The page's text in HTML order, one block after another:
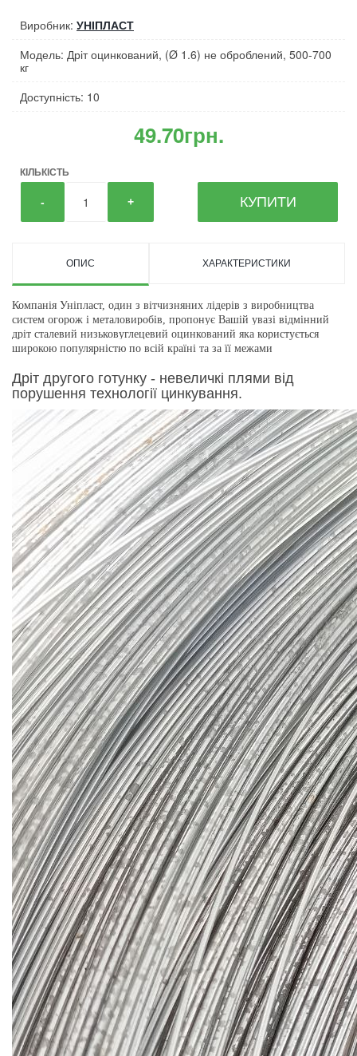
Виробник: УНІПЛАСТ
Модель: Дріт оцинкований, (Ø 1.6) не оброблений, 500-700
кг
Доступність: 10
49.70грн.
КІЛЬКІСТЬ
- + КУПИТИ
ОПИС ХАРАКТЕРИСТИКИ
Компанія Уніпласт, один з вітчизняних лідерів з виробництва
систем огорож і металовиробів, пропонує Вашій увазі відмінний
дріт сталевий низьковуглецевий оцинкований яка користується
широкою популярністю по всій країні та за її межами
Дріт другого готунку - невеличкі плями від
порушення технології цинкування.